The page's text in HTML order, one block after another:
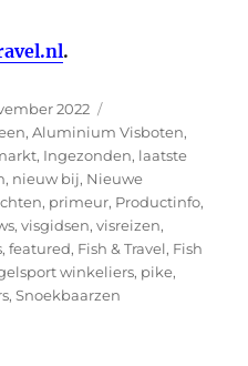
.
2022
,Aluminium Visboten,
, Ingezonden, laatste
, nieuw bij, Nieuwe
, primeur, Productinfo,
,visgidsen,visreizen,
,featured, Fish & Travel, Fish
winkeliers, pike,
,Snoekbaarzen